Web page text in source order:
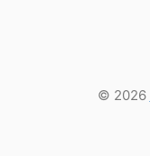
© 2026